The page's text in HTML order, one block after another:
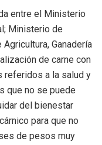
entre el Ministerio
Ministerio de
Ganadería
de carne con
referidos a la salud y
que no se puede
del bienestar
para que no
de pesos muy